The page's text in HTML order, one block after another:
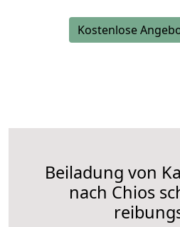
Kostenlose
Beiladung von
nach Chios